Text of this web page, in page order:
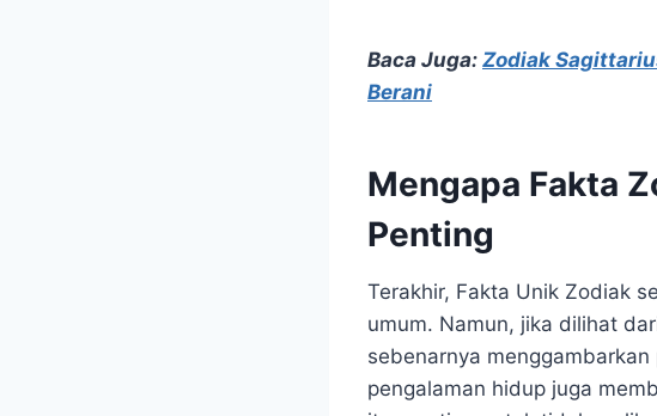
Baca Juga: Zodiak
Berani
Mengapa Fakta
Penting
Terakhir, Fakta Unik Zodiak
umum. Namun, jika dilihat
sebenarnya
pengalaman hidup juga